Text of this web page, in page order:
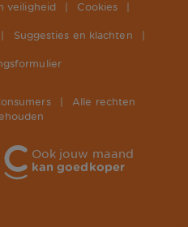
veiligheid Cookies
Suggesties en klachten
Alle rechten
Ook jouw maand
kan goedkoper